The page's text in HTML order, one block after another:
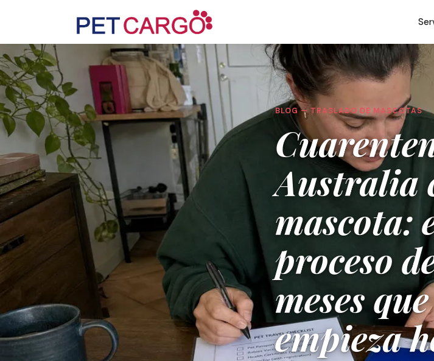
BLOG — TRASLADO DE MASCOTAS
Australia
mascota:
proceso
meses que
empieza